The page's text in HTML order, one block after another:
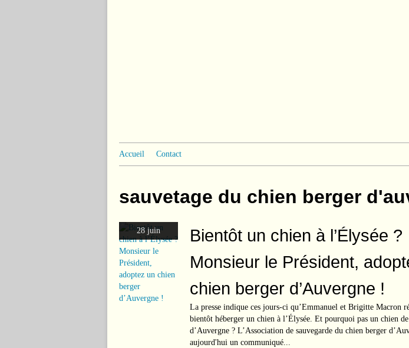
Accueil Contact
sauvetage du chien berger
28 juin
Bientôt un chien à l’Élysée ?
Monsieur le Président,
chien berger d’Auvergne !
La presse indique ces jours-ci qu’Emmanuel et Brigitte Macron
bientôt héberger un chien à l’Élysée. Et pourquoi pas un chien
d’Auvergne ? L’Association de sauvegarde du chien berger
aujourd'hui un communiqué...